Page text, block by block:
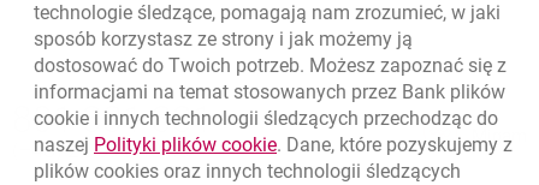
Nawigacja dolna
Zadzwoń do nas
801 331 331
(+48) 22 598 40 40
Migam
technologie śledzące, pomagają nam zrozumieć, w jaki
sposób korzystasz ze strony i jak możemy ją
dostosować do Twoich potrzeb. Możesz zapoznać się z
informacjami na temat stosowanych przez Bank plików
cookie i innych technologii śledzących przechodząc do
naszej Polityki plików cookielink otwiera się w nowym oknie
. Dane, które pozyskujemy z
plików cookies oraz innych technologii śledzących